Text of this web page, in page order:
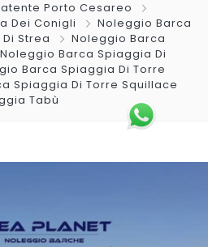
Porto Cesareo
Dei Conigli
Noleggio Barca
Strea
Noleggio Barca
Noleggio Barca Spiaggia Di
Barca Spiaggia Di Torre
Spiaggia Di Torre Squillace
Tabù